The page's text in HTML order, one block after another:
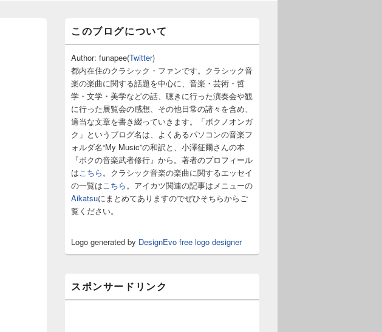
ン
サ
イ
バ
ー
ウ
ィ
ジ
エ
リ
ア
このブログについて
Author: funapee(Twitter)
都内在住のクラシック・ファンです。クラシック音
楽の楽曲に関する話題を中心に、音楽・芸術・哲
学・文学・美学などの話、聴きに行った演奏会や観
に行った展覧会の感想、その他日常の諸々を含め、
適当な文章を書き綴っていきます。「ボクノオンガ
ク」というブログ名は、よくあるパソコンの音楽フ
ォルダ名“My Music”の和訳と、小澤征爾さんの本
『ボクの音楽武者修行』から。著者のプロフィール
は こちら 。クラシック音楽の楽曲に関するエッセイ
の一覧は こちら 。アイカツ関連の記事はメニューの
Aikatsuにまとめてありますのでぜひそちらからご
覧ください。
Logo generated by DesignEvo free logo designer
スポンサードリンク